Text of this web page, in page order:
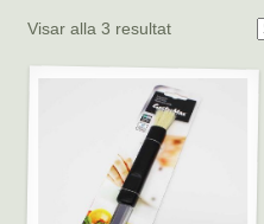
Visar alla 3 resultat